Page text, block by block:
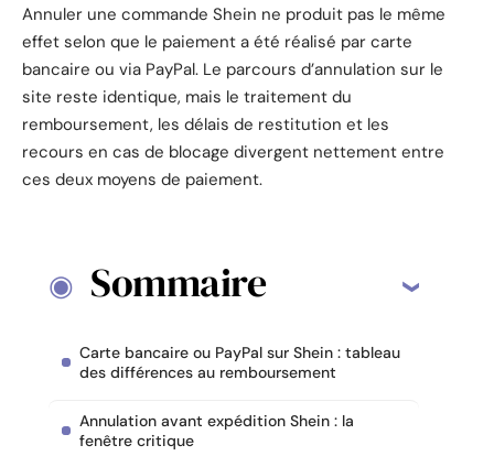
Annuler une commande Shein ne produit pas le même
effet selon que le paiement a été réalisé par carte
bancaire ou via PayPal. Le parcours d’annulation sur le
site reste identique, mais le traitement du
remboursement, les délais de restitution et les
recours en cas de blocage divergent nettement entre
ces deux moyens de paiement.
Sommaire
Carte bancaire ou PayPal sur Shein : tableau
des différences au remboursement
Annulation avant expédition Shein : la
fenêtre critique